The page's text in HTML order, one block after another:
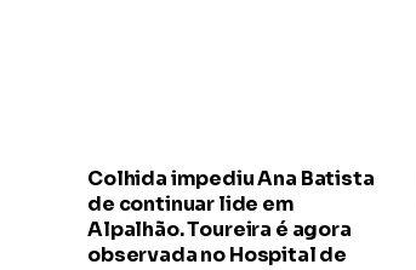
Colhida impediu Ana Batista
de continuar lide em
Alpalhão. Toureira é agora
observada no Hospital de